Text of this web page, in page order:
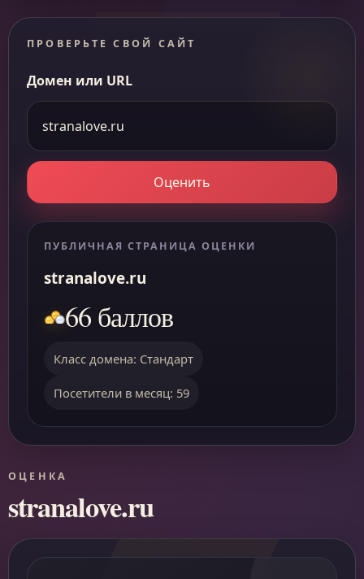
ПРОВЕРЬТЕ СВОЙ САЙТ
Домен или URL
Оценить
ПУБЛИЧНАЯ СТРАНИЦА ОЦЕНКИ
stranalove.ru
66 баллов
Класс домена: Стандарт
Посетители в месяц: 59
ОЦЕНКА
stranalove.ru